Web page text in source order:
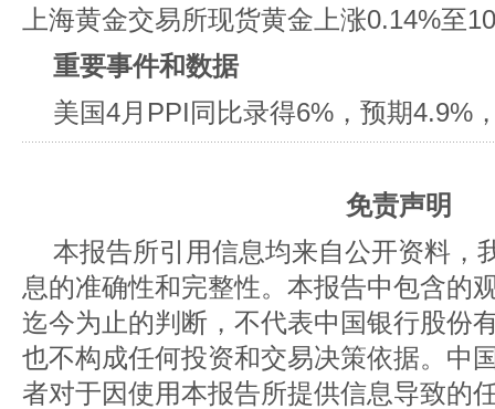
上海黄金交易所现货黄金上涨0.14%至
重要事件和数据
美国4月PPI同比录得6%，预期4.9%
免责声明
本报告所引用信息均来自公开资料，
息的准确性和完整性。本报告中包含的
迄今为止的判断，不代表中国银行股份
也不构成任何投资和交易决策依据。中
者对于因使用本报告所提供信息导致的